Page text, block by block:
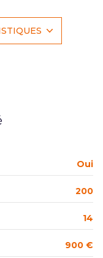
Oui
200
14
900 €